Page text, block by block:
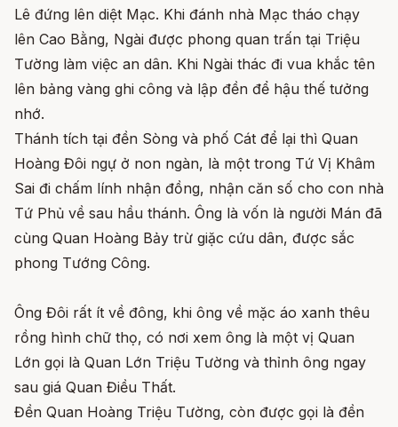
Lê đứng lên diệt Mạc. Khi đánh nhà Mạc tháo chạy
lên Cao Bằng, Ngài được phong quan trấn tại Triệu
Tường làm việc an dân. Khi Ngài thác đi vua khắc tên
lên bảng vàng ghi công và lập đền để hậu thế tưởng
nhớ.
Thánh tích tại đền Sòng và phố Cát để lại thì Quan
Hoàng Đôi ngự ở non ngàn, là một trong Tứ Vị Khâm
Sai đi chấm lính nhận đồng, nhận căn số cho con nhà
Tứ Phủ về sau hầu thánh. Ông là vốn là người Mán đã
cùng Quan Hoàng Bảy trừ giặc cứu dân, được sắc
phong Tướng Công.
Ông Đôi rất ít về đông, khi ông về mặc áo xanh thêu
rồng hình chữ thọ, có nơi xem ông là một vị Quan
Lớn gọi là Quan Lớn Triệu Tường và thỉnh ông ngay
sau giá Quan Điều Thất.
Đền Quan Hoàng Triệu Tường, còn được gọi là đền